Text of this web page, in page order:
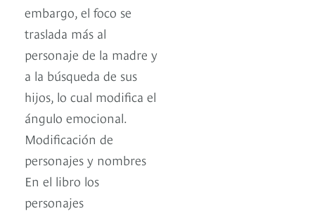
embargo, el foco se
traslada más al
personaje de la madre y
a la búsqueda de sus
hijos, lo cual modifica el
ángulo emocional.
Modificación de
personajes y nombres
En el libro los
personajes